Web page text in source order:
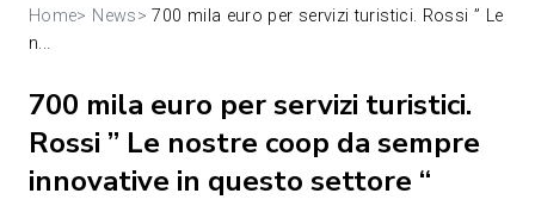
Home> News> 700 mila euro per servizi turistici. Rossi ” Le
n...
700 mila euro per servizi turistici.
Rossi ” Le nostre coop da sempre
innovative in questo settore “